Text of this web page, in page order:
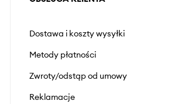
Dostawa i koszty wysyłki
Metody płatności
Zwroty/odstąp od umowy
Reklamacje